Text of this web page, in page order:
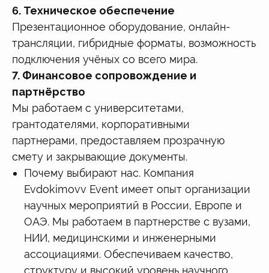
6. Техническое обеспечение
Презентационное оборудование, онлайн-
трансляции, гибридные форматы, возможность
подключения учёных со всего мира.
7. Финансовое сопровождение и
партнёрство
Мы работаем с университетами,
грантодателями, корпоративными
партнерами, предоставляем прозрачную
смету и закрывающие документы.
Почему выбирают нас. Компания
Evdokimovv Event имеет опыт организации
научных мероприятий в России, Европе и
ОАЭ. Мы работаем в партнерстве с вузами,
НИИ, медицинскими и инженерными
ассоциациями. Обеспечиваем качество,
структуру и высокий уровень научного